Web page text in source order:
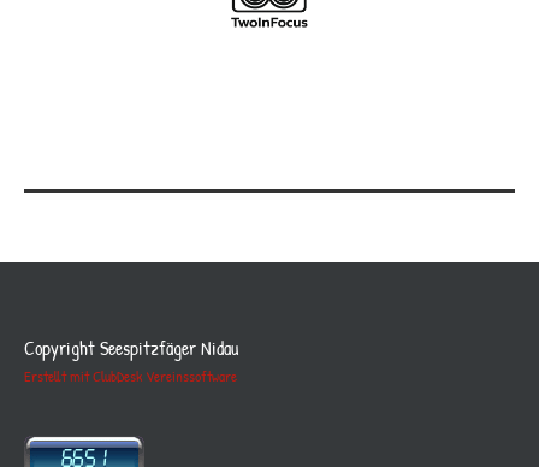
Copyright Seespitzfäger Nidau
Erstellt mit ClubDesk Vereinssoftware